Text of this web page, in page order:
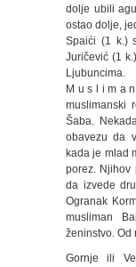
dolje ubili
ostao dolje,
Spaići (1 k.)
Juričević (1
Ljubuncima.
M u s l i m a
muslimanski
Šaba.
obavezu da
kada je mlad
porez. Njihov
da izvede
Ogranak
musliman
ženinstvo. Od
Gornje ili